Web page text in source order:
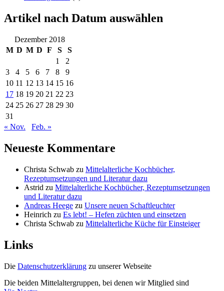
Artikel nach Datum auswählen
Dezember 2018
M D M D F S
S
1
2
3
4 5 6 7 8
9
10 11 12 13 14 15 16
17 18 19 20 21 22 23
24 25 26 27 28 29 30
31
« Nov.
Feb. »
Neueste Kommentare
Christa Schwab zu Mittelalterliche Kochbücher,
Rezeptumsetzungen und Literatur dazu
Astrid zu Mittelalterliche Kochbücher, Rezeptumsetzungen
und Literatur dazu
Andreas Heege zu Unsere neuen Schaftleuchter
Heinrich zu Es lebt! – Hefen züchten und einsetzen
Christa Schwab zu Mittelalterliche Küche für Einsteiger
Links
Die Datenschutzerklärung zu unserer Webseite
Die beiden Mittelaltergruppen, bei denen wir Mitglied sind